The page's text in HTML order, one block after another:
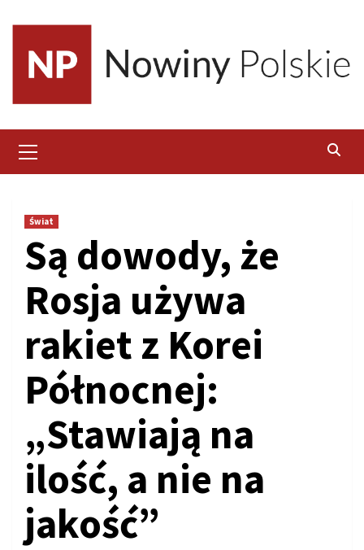
content
Menu
Świat
Są dowody, że
Rosja używa
rakiet z Korei
Północnej:
„Stawiają na
ilość, a nie na
jakość”